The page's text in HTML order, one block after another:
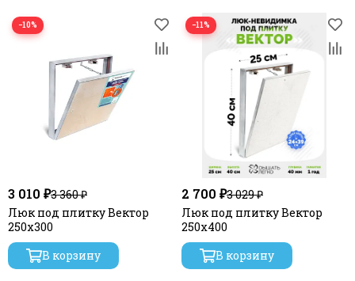
−10%
3 010 ₽3 360 ₽
Люк под плитку Вектор
250х300
В корзину
−11%
2 700 ₽3 029 ₽
Люк под плитку Вектор
250х400
В корзину